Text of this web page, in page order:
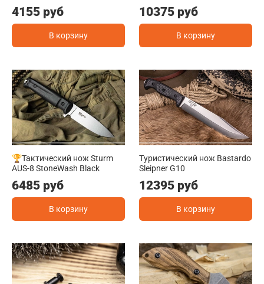
4155 руб
В корзину
10375 руб
В корзину
🏆Тактический нож Sturm
AUS-8 StoneWash Black
6485 руб
В корзину
Туристический нож Bastardo
Sleipner G10
12395 руб
В корзину